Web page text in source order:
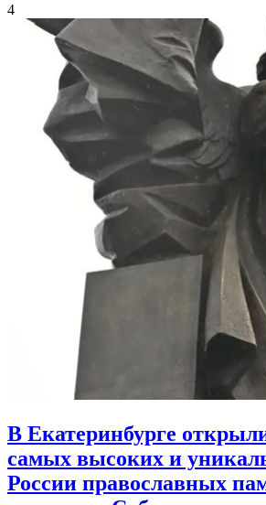
4
В Екатеринбурге
самых высоких и
России православных